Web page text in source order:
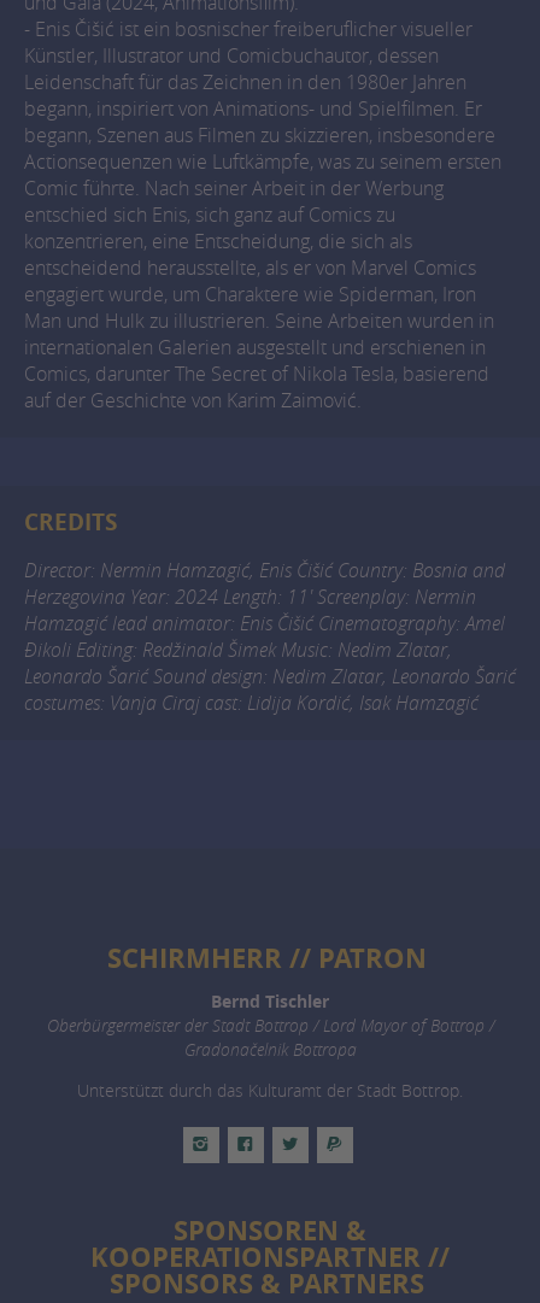
- Enis Čišić ist ein bosnischer freiberuflicher visueller
Künstler, Illustrator und Comicbuchautor, dessen
Leidenschaft für das Zeichnen in den 1980er Jahren
begann, inspiriert von Animations- und Spielfilmen. Er
begann, Szenen aus Filmen zu skizzieren, insbesondere
Actionsequenzen wie Luftkämpfe, was zu seinem ersten
Comic führte. Nach seiner Arbeit in der Werbung
entschied sich Enis, sich ganz auf Comics zu
konzentrieren, eine Entscheidung, die sich als
entscheidend herausstellte, als er von Marvel Comics
engagiert wurde, um Charaktere wie Spiderman, Iron
Man und Hulk zu illustrieren. Seine Arbeiten wurden in
internationalen Galerien ausgestellt und erschienen in
Comics, darunter The Secret of Nikola Tesla, basierend
auf der Geschichte von Karim Zaimović.
CREDITS
Director: Nermin Hamzagić, Enis Čišić Country: Bosnia and
Herzegovina Year: 2024 Length: 11' Screenplay: Nermin
Hamzagić lead animator: Enis Čišić Cinematography: Amel
Đikoli Editing: Redžinald Šimek Music: Nedim Zlatar,
Leonardo Šarić Sound design: Nedim Zlatar, Leonardo Šarić
costumes: Vanja Ciraj cast: Lidija Kordić, Isak Hamzagić
SCHIRMHERR // PATRON
Bernd Tischler
Oberbürgermeister der Stadt Bottrop / Lord Mayor of Bottrop /
Gradonačelnik Bottropa
Unterstützt durch das Kulturamt der Stadt Bottrop.
SPONSOREN &
KOOPERATIONSPARTNER //
SPONSORS & PARTNERS